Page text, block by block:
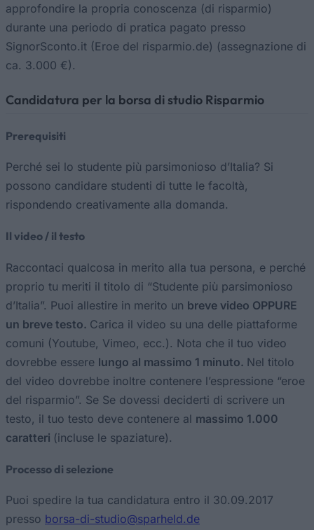
approfondire la propria conoscenza (di risparmio)
durante una periodo di pratica pagato presso
SignorSconto.it (Eroe del risparmio.de) (assegnazione di
ca. 3.000 €).
Candidatura per la borsa di studio Risparmio
Prerequisiti
Perché sei lo studente più parsimonioso d’Italia? Si
possono candidare studenti di tutte le facoltà,
rispondendo creativamente alla domanda.
Il video / il testo
Raccontaci qualcosa in merito alla tua persona, e perché
proprio tu meriti il titolo di “Studente più parsimonioso
d’Italia”. Puoi allestire in merito un breve video OPPURE
un breve testo. Carica il video su una delle piattaforme
comuni (Youtube, Vimeo, ecc.). Nota che il tuo video
dovrebbe essere lungo al massimo 1 minuto. Nel titolo
del video dovrebbe inoltre contenere l’espressione “eroe
del risparmio”. Se Se dovessi deciderti di scrivere un
testo, il tuo testo deve contenere al massimo 1.000
caratteri (incluse le spaziature).
Processo di selezione
Puoi spedire la tua candidatura entro il 30.09.2017
presso borsa-di-studio@sparheld.de